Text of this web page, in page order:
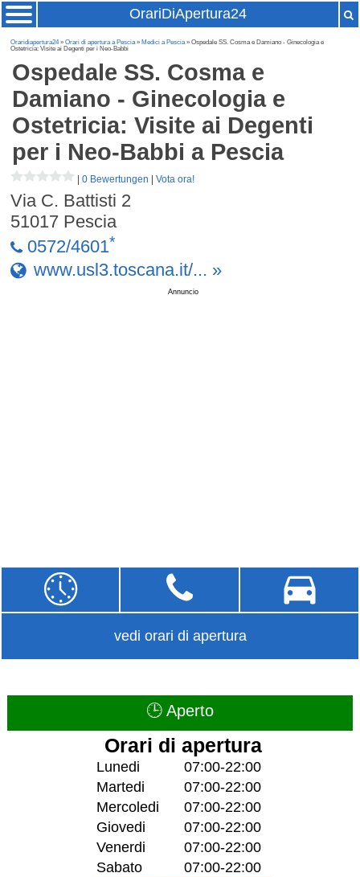
OrariDiApertura24
Oraridiapertura24»Orari di apertura a Pescia» Medici a Pescia» Ospedale SS. Cosma e Damiano - Ginecologia e
Ostetricia: Visite ai Degenti per i Neo-Babbi
Ospedale SS. Cosma e
Damiano - Ginecologia e
Ostetricia: Visite ai Degenti
per i Neo-Babbi a Pescia
|0 Bewertungen |Vota ora!
Via C. Battisti 2
51017 Pescia
0572/4601*
www.usl3.toscana.it/... »
Annuncio
vedi orari di apertura
🕒 Aperto
Orari di apertura
Lunedi
07:00-22:00
Martedi
07:00-22:00
Mercoledi
07:00-22:00
Giovedi
07:00-22:00
Venerdi
07:00-22:00
Sabato
07:00-22:00